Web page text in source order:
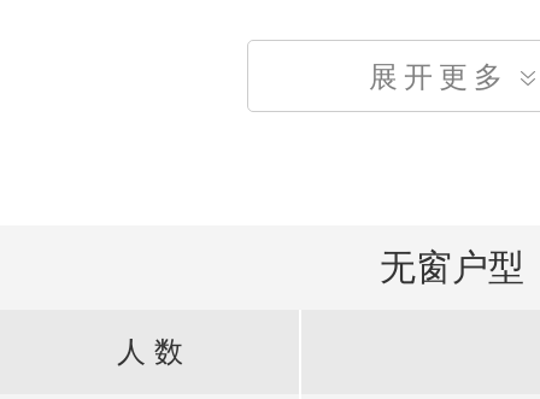
展开更多
无窗户型
人 数